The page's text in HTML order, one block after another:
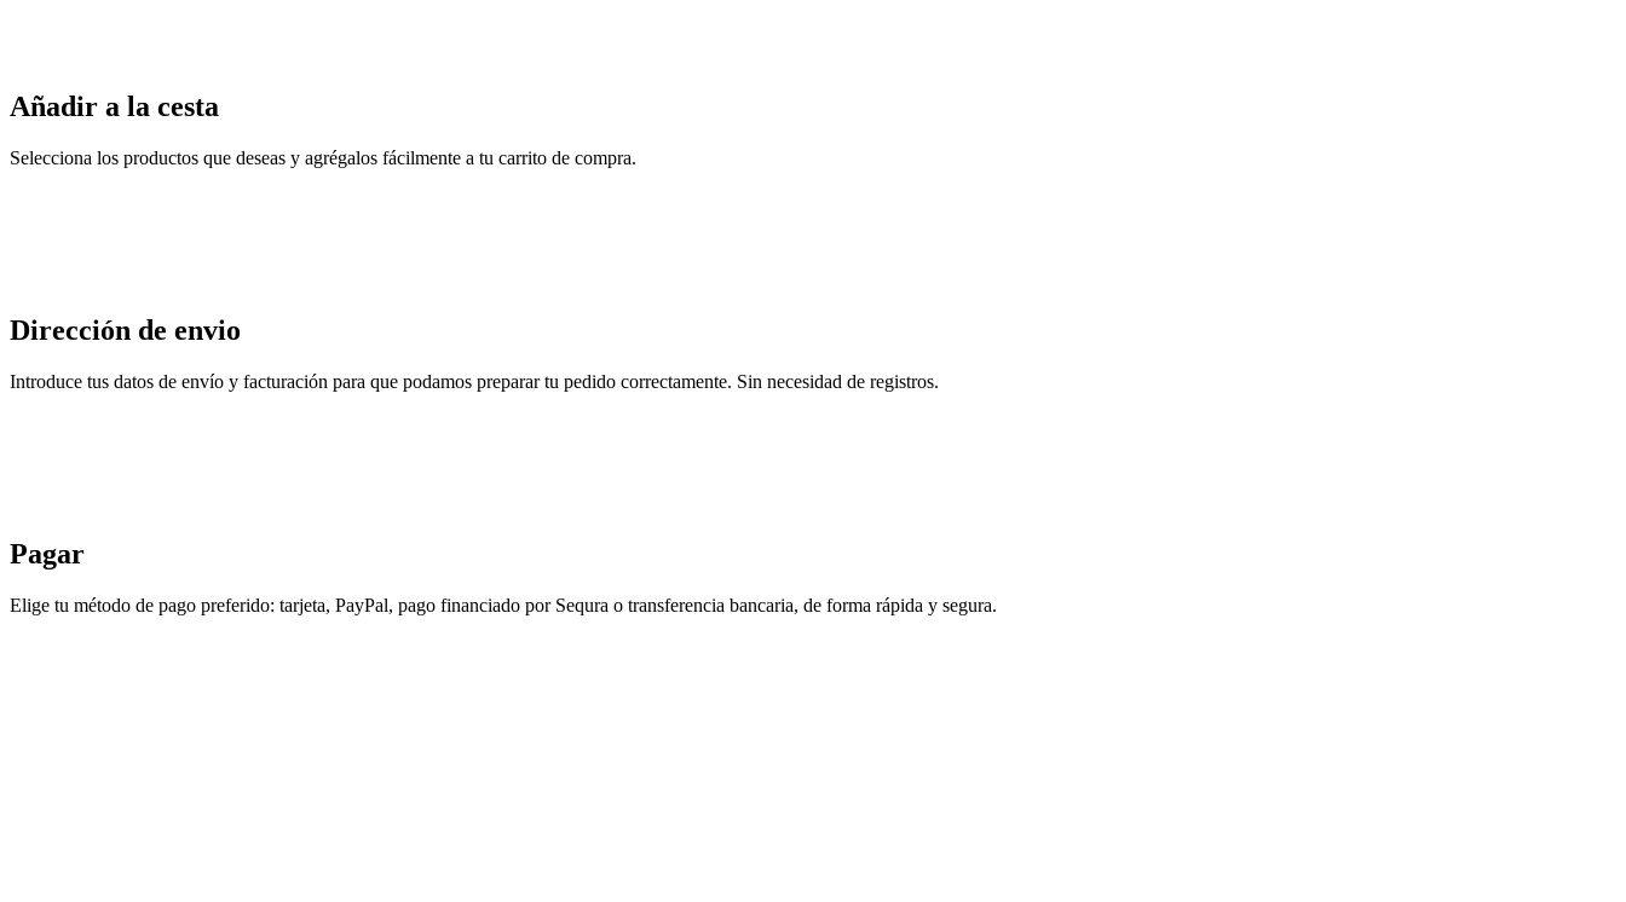
Añadir a la cesta
Selecciona los productos que deseas y agrégalos fácilmente a tu carrito de compra.
Dirección de envio
Introduce tus datos de envío y facturación para que podamos preparar tu pedido correctamente. Sin necesidad de registros.
Pagar
Elige tu método de pago preferido: tarjeta, PayPal, pago financiado por Sequra o transferencia bancaria, de forma rápida y segura.